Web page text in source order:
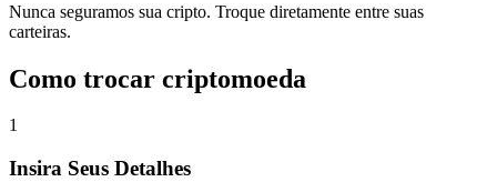
Nunca seguramos sua cripto. Troque diretamente entre suas
carteiras.
Como trocar criptomoeda
1
Insira Seus Detalhes